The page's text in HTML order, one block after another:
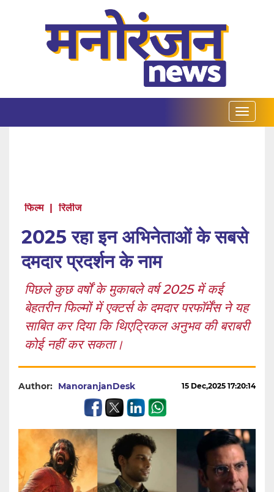
फिल्म | रिलीज
2025 रहा इन अभिनेताओं के सबसे
दमदार प्रदर्शन के नाम
पिछले कुछ वर्षों के मुकाबले वर्ष 2025 में कई
बेहतरीन फिल्मों में एक्टर्स के दमदार परफॉर्मेंस ने यह
साबित कर दिया कि थिएट्रिकल अनुभव की बराबरी
कोई नहीं कर सकता।
Author: ManoranjanDesk 15 Dec,2025 17:20:14